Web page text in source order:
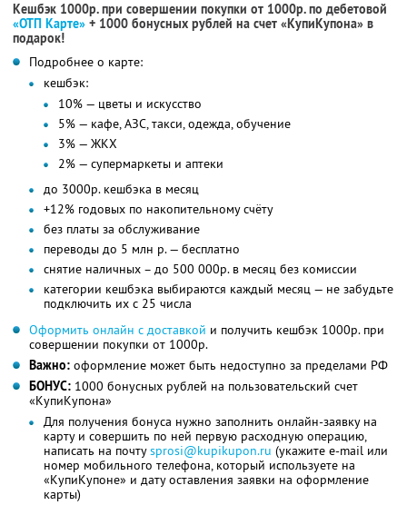
Кешбэк 1000р. при совершении покупки от 1000р. по дебетовой
«ОТП Карте» + 1000 бонусных рублей на счет «КупиКупона» в
подарок!
Подробнее о карте:
кешбэк:
10% — цветы и искусство
5% — кафе, АЗС, такси, одежда, обучение
3% — ЖКХ
2% — супермаркеты и аптеки
до 3000р. кешбэка в месяц
+12% годовых по накопительному счёту
без платы за обслуживание
переводы до 5 млн р. — бесплатно
снятие наличных – до 500 000р. в месяц без комиссии
категории кешбэка выбираются каждый месяц — не забудьте
подключить их с 25 числа
Оформить онлайн с доставкой и получить кешбэк 1000р. при
совершении покупки от 1000р.
Важно: оформление может быть недоступно за пределами РФ
БОНУС: 1000 бонусных рублей на пользовательский счет
«КупиКупона»
Для получения бонуса нужно заполнить онлайн-заявку на
карту и совершить по ней первую расходную операцию,
написать на почтуsprosi@kupikupon.ru (укажите e-mail или
номер мобильного телефона, который используете на
«КупиКупоне» и дату оставления заявки на оформление
карты)